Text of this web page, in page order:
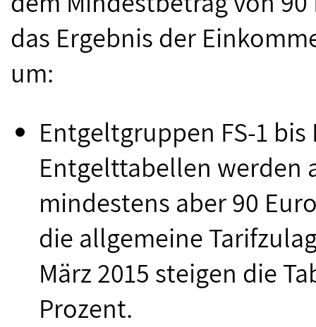
das Ergebnis der
um:
Entgeltgruppen FS-1 bis
Entgelttabellen werden
mindestens aber 90
die allgemeine
März 2015 steigen die
Prozent.